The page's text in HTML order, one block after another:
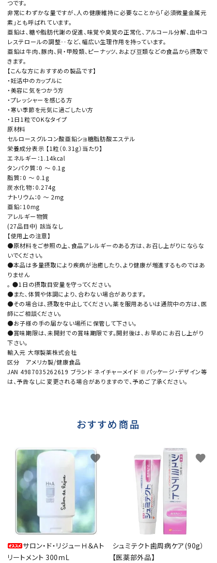
つです。
非常にわずかな量ですが、人の健康維持に必要なことから「必須微量金属元
素」とも呼ばれています。
亜鉛は、糖や脂肪代謝の促進、味覚や臭覚の正常化、アルコール分解、血中コ
レステロールの調整‥など、幅広い生理作用を持っています。
亜鉛は牛肉、豚肉、貝・甲殻類、ピーナッツ、および豆類などの食品から摂取で
きます。
【こんな方におすすめの製品です】
・妊活中のカップルに
・美容に気をつかう方
・プレッシャーを感じる方
・寒い季節を元気に過ごしたい方
・1日1粒でOKなタイプ
原材料
セルロースグルコン酸亜鉛ショ糖脂肪酸エステル
栄養成分表示 【1粒（0.31g）当たり】
エネルギー：1.14kcal
タンパク質：0 ～ 0.1g
脂質：0 ～ 0.1g
炭水化物：0.274g
ナトリウム：0 ～ 2mg
亜鉛：10mg
アレルギー物質
(27品目中) 該当なし
【使用上の注意】
●原材料をご参照の上、食品アレルギーのある方は、お召し上がりにならな
いでください。
●本品は多量摂取により疾病が治癒したり、より健康が増進するものではあ
りません
。 ●1日の摂取目安量を守ってください。
●また、体質や体調により、合わない場合があります。
●その場合は、摂取を中止してください。薬を服用あるいは通院中の方は、医
師にご相談ください。
●お子様の手の届かない場所に保管して下さい。
●賞味期限は、未開封での賞味期限です。開封後は、お早めにお召し上がり
下さい。
輸入元 大塚製薬株式会社
区分 アメリカ製/健康食品
JAN 4987035262619 ブランド ネイチャーメイド ※パッケージ・デザイン等
は、予告なしに変更される場合がありますので、予めご了承ください。
おすすめ商品
サロン・ド・リジューＨ＆Ａト
リートメント 300mL
favorite
シュミテクト歯周病ケア(90g）
【医薬部外品】
favorite